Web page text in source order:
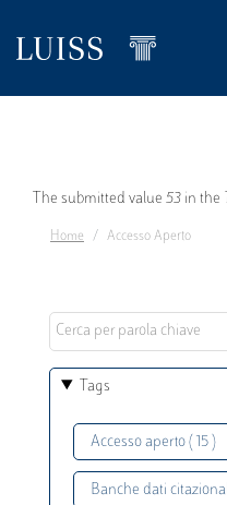
contenuto
Messaggio
di
The submitted value 53 in the
Home Accesso Aperto
Tags
Accesso aperto ( 15 )
Banche dati